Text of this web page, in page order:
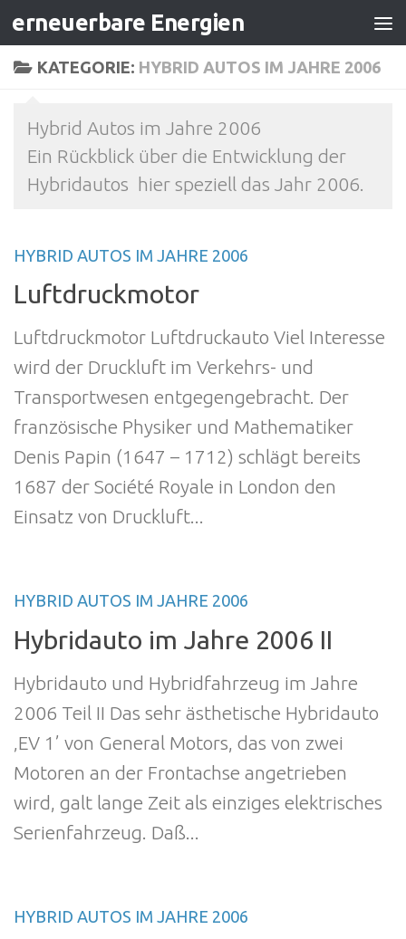
Zum Inhalt springen
erneuerbare Energien
KATEGORIE: HYBRID AUTOS IM JAHRE 2006
Hybrid Autos im Jahre 2006
Ein Rückblick über die Entwicklung der
Hybridautos hier speziell das Jahr 2006.
HYBRID AUTOS IM JAHRE 2006
Luftdruckmotor
Luftdruckmotor Luftdruckauto Viel Interesse
wird der Druckluft im Verkehrs- und
Transportwesen entgegengebracht. Der
französische Physiker und Mathematiker
Denis Papin (1647 – 1712) schlägt bereits
1687 der Société Royale in London den
Einsatz von Druckluft...
HYBRID AUTOS IM JAHRE 2006
Hybridauto im Jahre 2006 II
Hybridauto und Hybridfahrzeug im Jahre
2006 Teil II Das sehr ästhetische Hybridauto
‚EV 1’ von General Motors, das von zwei
Motoren an der Frontachse angetrieben
wird, galt lange Zeit als einziges elektrisches
Serienfahrzeug. Daß...
HYBRID AUTOS IM JAHRE 2006